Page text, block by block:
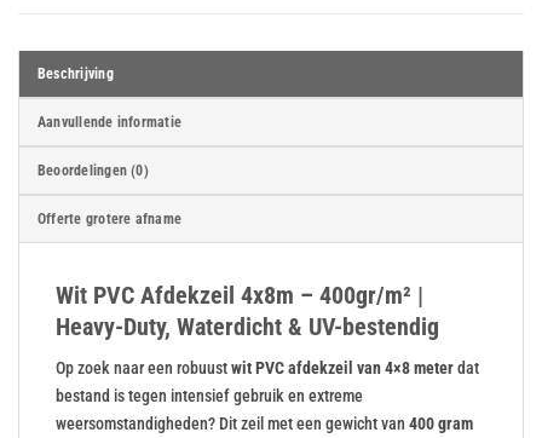
Beschrijving
Aanvullende informatie
Beoordelingen (0)
Offerte grotere afname
Wit PVC Afdekzeil 4x8m – 400gr/m² |
Heavy-Duty, Waterdicht & UV-bestendig
Op zoek naar een robuustwit PVC afdekzeil van 4×8 meterdat
bestand is tegen intensief gebruik en extreme
weersomstandigheden? Dit zeil met een gewicht van 400 gram